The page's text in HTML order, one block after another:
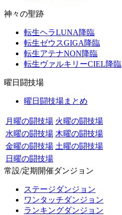
神々の聖跡
転生ヘラLUNA降臨
転生ゼウスGIGA降臨
転生アテナNON降臨
転生ヴァルキリーCIEL降臨
曜日闘技場
曜日闘技場まとめ
月曜の闘技場 火曜の闘技場
水曜の闘技場 木曜の闘技場
金曜の闘技場 土曜の闘技場
日曜の闘技場
常設/定期開催ダンジョン
ステージダンジョン
ワンタッチダンジョン
ランキングダンジョン